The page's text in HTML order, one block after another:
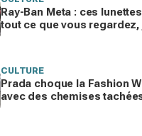
Ray-Ban Meta : ces
tout ce que vous regardez,
CULTURE
Prada choque la Fashion
avec des chemises